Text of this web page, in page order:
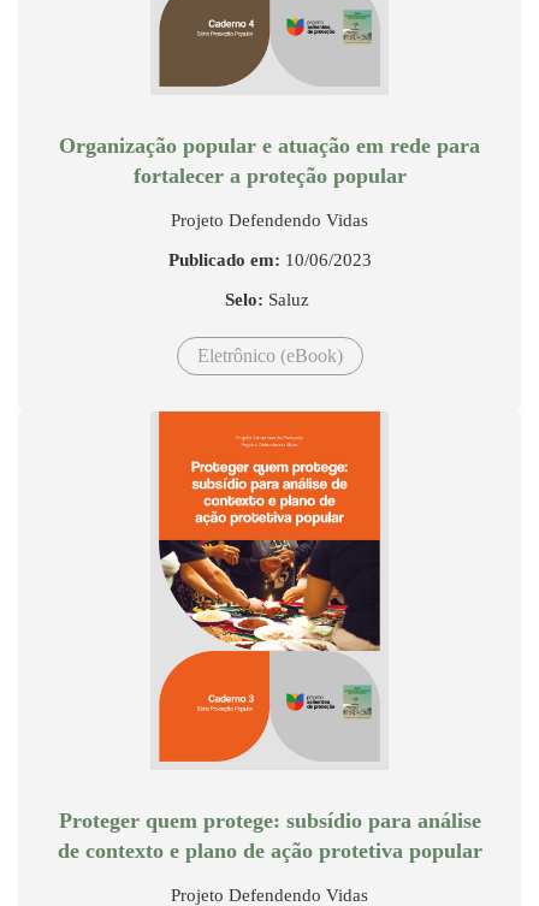
Organização popular e atuação em rede para
fortalecer a proteção popular
Projeto Defendendo Vidas
Publicado em: 10/06/2023
Selo: Saluz
Eletrônico (eBook)
Proteger quem protege: subsídio para análise
de contexto e plano de ação protetiva popular
Projeto Defendendo Vidas